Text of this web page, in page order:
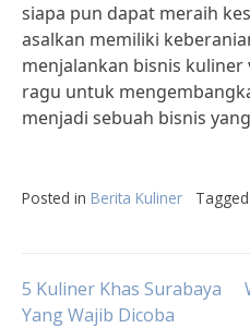
siapa pun dapat meraih
asalkan memiliki
menjalankan bisnis kuliner
ragu untuk
menjadi sebuah bisnis
Posted in Berita Kuliner Tagged
Post
5 Kuliner Khas Surabaya
Yang Wajib Dicoba